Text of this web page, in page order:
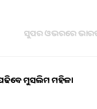
ସୁପର ଓଭରରେ
ମୁସଲିମ ମହିଳା